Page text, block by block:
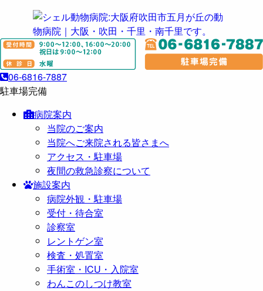
06-6816-7887
駐車場完備
病院案内
当院のご案内
当院へご来院される皆さまへ
アクセス・駐車場
夜間の救急診察について
施設案内
病院外観・駐車場
受付・待合室
診察室
レントゲン室
検査・処置室
手術室・ICU・入院室
わんこのしつけ教室